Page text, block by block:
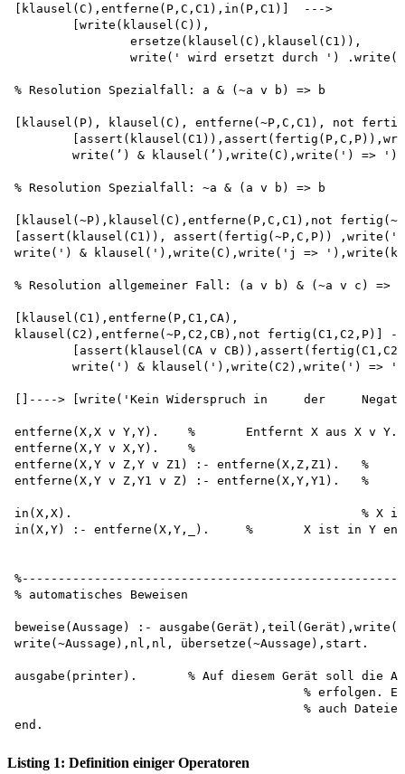
[klausel(C),entferne(P,C,C1),in(P,C1)]  --->
% Resolution Spezialfall: a & (~a v b) => b
[klausel(P), klausel(C), entferne(~P,C,C1), not
% Resolution Spezialfall: ~a & (a v b) => b
[klausel(~P),klausel(C),entferne(P,C,C1),not
[assert(klausel(C1)), assert(fertig(~P,C,P))
write(') & klausel('),write(C),write('j =>
% Resolution allgemeiner Fall: (a v b) & (~a v c) =>
[klausel(C1),entferne(P,C1,CA),
klausel(C2),entferne(~P,C2,CB),not fertig(C1,C2,P)]
[]---->	[write('Kein Widerspruch in	der	Negation entdeckt!'),nl,stop].
entferne(X,X v Y,Y).	%	Entfernt X aus X v Y. Übrig bleibt Y.
entferne(X,Y v X,Y).	%
entferne(X,Y v Z,Y v Z1) :- entferne(X,Z,Z1).	%	Entfernt	Teilausdruck
entferne(X,Y v Z,Y1 v Z) :- entferne(X,Y,Y1).	%	"	”
in(X,X).					% X ist in sich selbst enthalten.
in(X,Y) :- entferne(X,Y,_).	%	X ist in Y enthalten, wenn es entfernt werden
%-----------------------------------------------------
% automatisches Beweisen
beweise(Aussage) :-
write(~Aussage),nl,nl, übersetze(~Aussage),start.
ausgabe(printer).	% Auf diesem Gerät soll die Ausgabe des Beweises
Listing 1: Definition einiger Operatoren